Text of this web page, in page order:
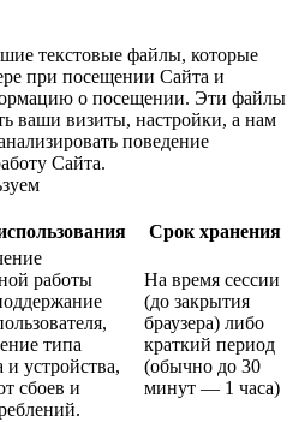
текстовые файлы, которые
при посещении Сайта и
о посещении. Эти файлы
ваши визиты, настройки, а нам
поведение
Сайта.
Срок хранения
работы
типа
и устройства,
сбоев и
На время сессии
(до закрытия
браузера) либо
краткий период
(обычно до 30
минут — 1 часа)